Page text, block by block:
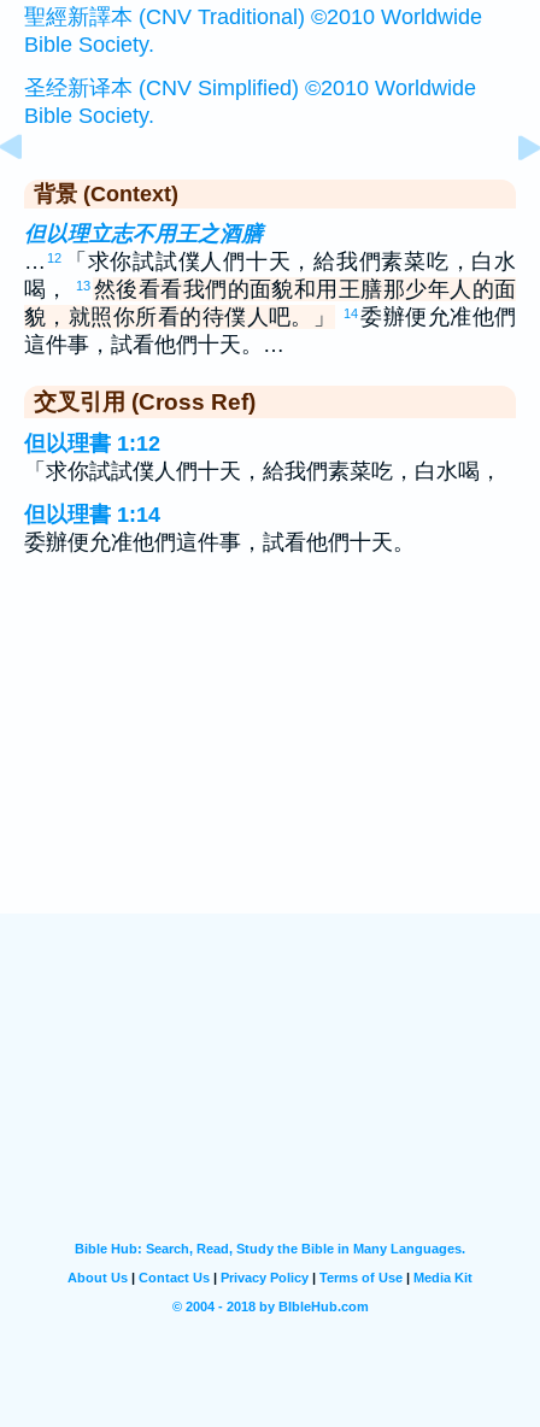
聖經新譯本 (CNV Traditional) ©2010 Worldwide
Bible Society.
圣经新译本 (CNV Simplified) ©2010 Worldwide
Bible Society.
背景 (Context)
但以理立志不用王之酒膳
… 12
「求你試試僕人們十天，給我們素菜吃，白水
喝，
13 然後看看我們的面貌和用王膳那少年人的面
貌，就照你所看的待僕人吧。」
14委辦便允准他們
這件事，試看他們十天。…
交叉引用 (Cross Ref)
但以理書 1:12
「求你試試僕人們十天，給我們素菜吃，白水喝，
但以理書 1:14
委辦便允准他們這件事，試看他們十天。